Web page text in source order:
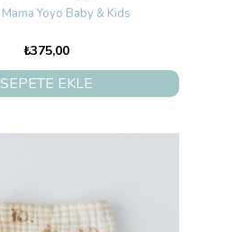
Mama Yoyo Baby & Kids
₺375,00
SEPETE EKLE